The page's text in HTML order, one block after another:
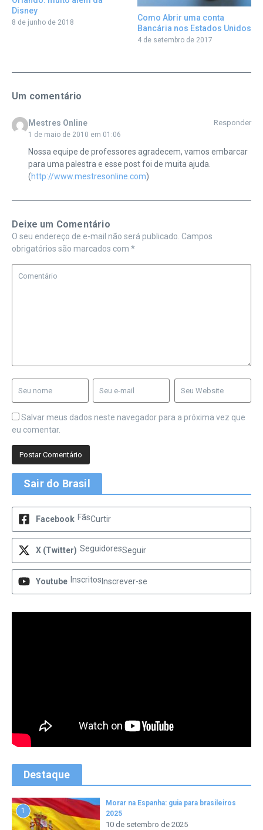
Disney
8 de junho de 2018
Como Abrir uma conta
Bancária nos Estados Unidos
4 de setembro de 2017
Um comentário
Mestres Online
1 de maio de 2010 em 01:06
Responder
Nossa equipe de professores agradecem, vamos embarcar
para uma palestra e esse post foi de muita ajuda.
(http://www.mestresonline.com)
Deixe um Comentário
O seu endereço de e-mail não será publicado. Campos
obrigatórios são marcados com *
Salvar meus dados neste navegador para a próxima vez que
eu comentar.
Sair do Brasil
Facebook FãsCurtir
X (Twitter) SeguidoresSeguir
Youtube Inscritos Inscrever-se
Destaque
1
Morar na Espanha: guia para brasileiros
2025
10 de setembro de 2025